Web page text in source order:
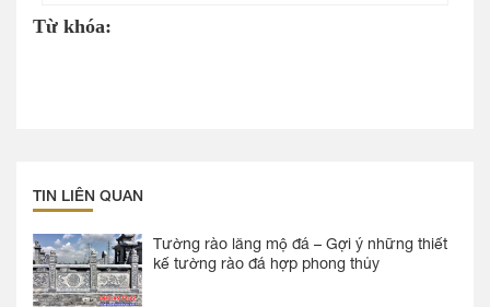
Từ khóa:
TIN LIÊN QUAN
Tường rào lăng mộ đá – Gợi ý những thiết
kế tường rào đá hợp phong thủy